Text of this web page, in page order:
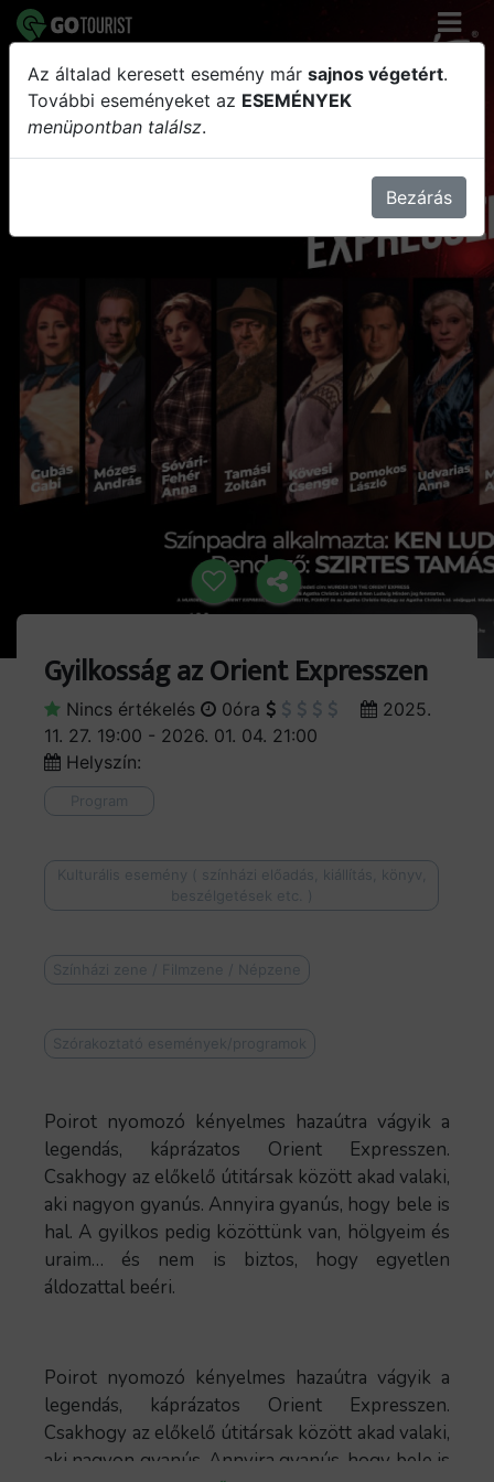
Gyilkosság az Orient Expresszen
Gyilkosság az Orient Expresszen
Nincs értékelés 0óra
2025.
11. 27. 19:00 - 2026. 01. 04. 21:00
Helyszín:
Program
Kulturális esemény ( színházi előadás, kiállítás, könyv,
beszélgetések etc. )
Színházi zene / Filmzene / Népzene
Szórakoztató események/programok
Poirot nyomozó kényelmes hazaútra vágyik a
legendás, káprázatos Orient Expresszen.
Csakhogy az előkelő útitársak között akad valaki,
aki nagyon gyanús. Annyira gyanús, hogy bele is
hal. A gyilkos pedig közöttünk van, hölgyeim és
uraim… és nem is biztos, hogy egyetlen
áldozattal beéri.
Poirot nyomozó kényelmes hazaútra vágyik a
legendás, káprázatos Orient Expresszen.
Csakhogy az előkelő útitársak között akad valaki,
aki nagyon gyanús. Annyira gyanús, hogy bele is
Az általad keresett esemény már sajnos végetért.
További eseményeket az ESEMÉNYEK
menüpontban találsz.
Bezárás